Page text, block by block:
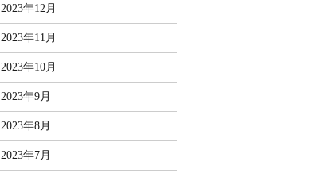
2023年12月
2023年11月
2023年10月
2023年9月
2023年8月
2023年7月